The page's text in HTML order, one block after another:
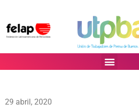
29 abril, 2020